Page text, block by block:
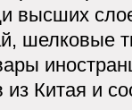
высших
шелковые
Китая и